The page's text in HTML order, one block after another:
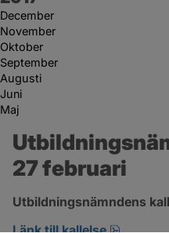
December
November
Oktober
September
Augusti
Juni
Maj
27 februari
Utbildningsnämndens
Länk till kallelse
pdf,